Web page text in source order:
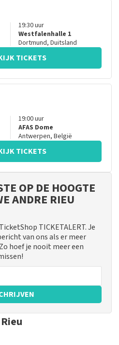
19:30uur
Westfalenhalle 1
Dortmund, Duitsland
TICKETS
19:00uur
AFAS Dome
Antwerpen, België
TICKETS
OP DE HOOGTE
ANDRE RIEU
TICKETALERT. Je
van ons als er meer
hoef je nooit meer een